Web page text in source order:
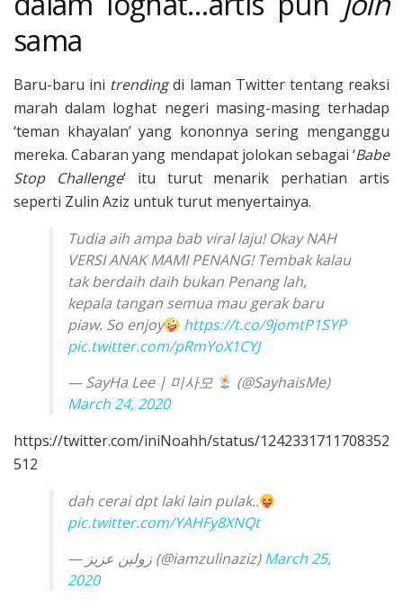
sama
Baru-baru ini trendingdi laman Twitter tentang reaksi
marah dalam loghat negeri masing-masing terhadap
‘teman khayalan’ yang kononnya sering menganggu
mereka. Cabaran yang mendapat jolokan sebagai ‘Babe
Stop Challenge‘ itu turut menarik perhatian artis
seperti Zulin Aziz untuk turut menyertainya.
Tudia aih ampa bab viral laju! Okay NAH
VERSI ANAK MAMI PENANG! Tembak kalau
tak berdaih daih bukan Penang lah,
kepala tangan semua mau gerak baru
piaw. So enjoy
https://t.co/9jomtP1SYP
pic.twitter.com/pRmYoX1CYJ
— SayHa Lee | 미사모
(@SayhaisMe)
March 24, 2020
https://twitter.com/iniNoahh/status/1242331711708352
512
dah cerai dpt laki lain pulak..
pic.twitter.com/YAHFy8XNQt
— زولين عزيز (@iamzulinaziz)March 25,
2020